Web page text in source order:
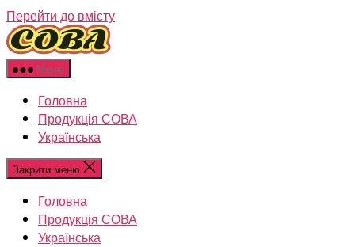
Перейти до вмісту
Меню
Головна
Продукція СОВА
Українська
Закрити меню
Головна
Продукція СОВА
Українська